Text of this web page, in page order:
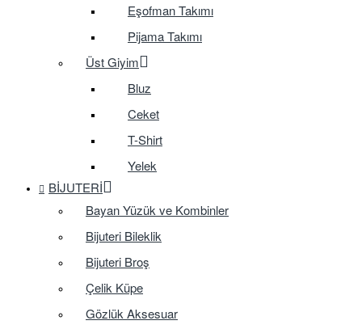
Eşofman Takımı
Pijama Takımı
Üst Giyim
Bluz
Ceket
T-Shirt
Yelek
BIJUTERI
Bayan Yüzük ve Kombinler
Bijuteri Bileklik
Bijuteri Broş
Çelik Küpe
Gözlük Aksesuar